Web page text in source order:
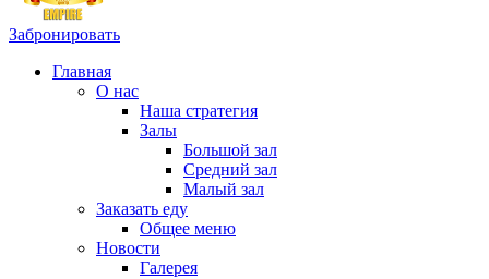
Забронировать
Главная
О нас
Наша стратегия
Залы
Большой зал
Средний зал
Малый зал
Заказать еду
Общее меню
Новости
Галерея